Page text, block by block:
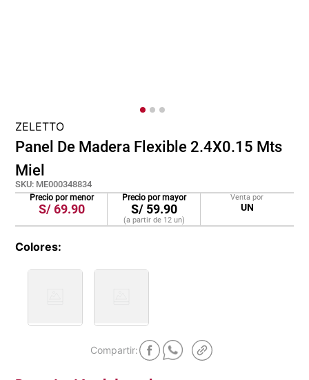
ZELETTO
Panel De Madera Flexible 2.4X0.15 Mts
Miel
SKU: ME000348834
Precio por menor
S/69.90
Precio por mayor
S/ 59.90
(a partir de 12 un)
Venta por
UN
Colores